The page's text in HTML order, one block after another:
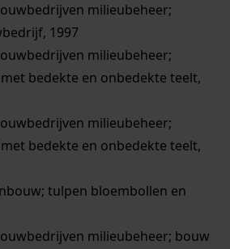
milieubeheer;
1997
milieubeheer;
bedekte en onbedekte teelt,
milieubeheer;
bedekte en onbedekte teelt,
tulpen bloembollen en
milieubeheer; bouw